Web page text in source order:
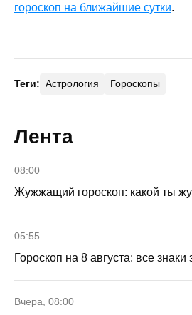
гороскоп на ближайшие сутки.
Теги: Астрология Гороскопы
Лента
08:00
Жужжащий гороскоп: какой ты
05:55
Гороскоп на 8 августа: все знаки
Вчера, 08:00